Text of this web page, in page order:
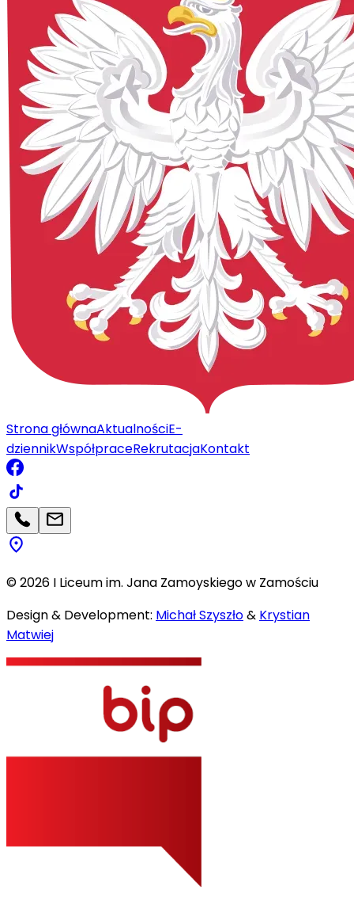
Strona głównaAktualnościE-
dziennikWspółpraceRekrutacjaKontakt
©2026 I Liceum im. Jana Zamoyskiego w Zamościu
Design & Development: Michał Szyszło& Krystian
Matwiej